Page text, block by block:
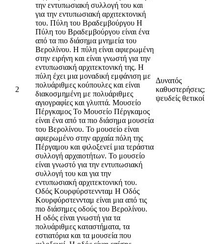
2
την εντυπωσιακή συλλογή του και
για την εντυπωσιακή αρχιτεκτονική
του. Πύλη του Βραδεμβούργου Η
Πύλη του Βραδεμβούργου είναι ένα
από τα πιο διάσημα μνημεία του
Βερολίνου. Η πύλη είναι αφιερωμένη
στην ειρήνη και είναι γνωστή για την
εντυπωσιακή αρχιτεκτονική της. Η
πύλη έχει μια μοναδική εμφάνιση με
πολυάριθμες κούπουλες και είναι
διακοσμημένη με πολυάριθμες
αγιογραφίες και γλυπτά. Μουσείο
Πέργκαμος Το Μουσείο Πέργκαμος
είναι ένα από τα πιο διάσημα μουσεία
του Βερολίνου. Το μουσείο είναι
αφιερωμένο στην αρχαία πόλη της
Πέργαμου και φιλοξενεί μια τεράστια
συλλογή αρχαιοτήτων. Το μουσείο
είναι γνωστό για την εντυπωσιακή
συλλογή του και για την
εντυπωσιακή αρχιτεκτονική του.
Οδός Κουρφύρστεννταμ Η Οδός
Κουρφύρστεννταμ είναι μια από τις
πιο διάσημες οδούς του Βερολίνου.
Η οδός είναι γνωστή για τα
πολυάριθμες καταστήματα, τα
εστιατόρια και τα μουσεία που
Δυνατός
καθυστερήσεις;
ψευδείς θετικοί